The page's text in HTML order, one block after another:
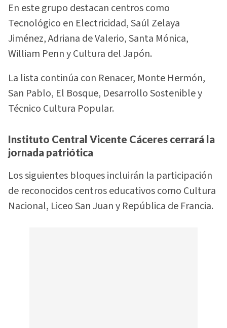
En este grupo destacan centros como
Tecnológico en Electricidad, Saúl Zelaya
Jiménez, Adriana de Valerio, Santa Mónica,
William Penn y Cultura del Japón.
La lista continúa con Renacer, Monte Hermón,
San Pablo, El Bosque, Desarrollo Sostenible y
Técnico Cultura Popular.
Instituto Central Vicente Cáceres cerrará la
jornada patriótica
Los siguientes bloques incluirán la participación
de reconocidos centros educativos como Cultura
Nacional, Liceo San Juan y República de Francia.